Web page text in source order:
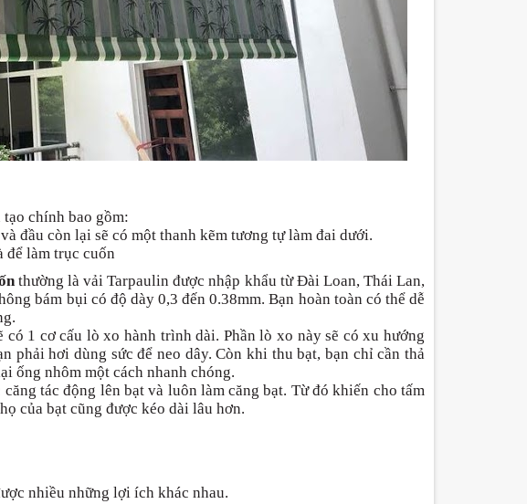
tạo chính bao gồm:
đầu còn lại sẽ có một thanh kẽm tương tự làm đai dưới.
để làm trục cuốn
thường là vải Tarpaulin được nhập khẩu từ Đài Loan, Thái Lan,
bám bụi có độ dày 0,3 đến 0.38mm. Bạn hoàn toàn có thể dễ
có 1 cơ cấu lò xo hành trình dài. Phần lò xo này sẽ có xu hướng
phải hơi dùng sức để neo dây. Còn khi thu bạt, bạn chỉ cần thả
ống nhôm một cách nhanh chóng.
tác động lên bạt và luôn làm căng bạt. Từ đó khiến cho tấm
của bạt cũng được kéo dài lâu hơn.
nhiều những lợi ích khác nhau.